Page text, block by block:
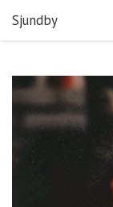
Sjundby